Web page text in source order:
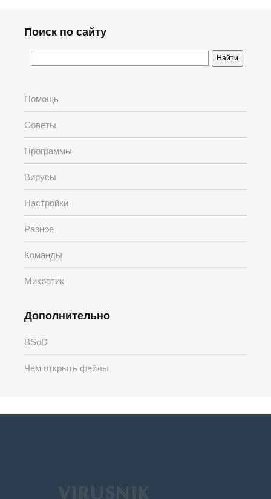
Поиск по сайту
Помощь
Советы
Программы
Вирусы
Настройки
Разное
Команды
Микротик
Дополнительно
BSoD
Чем открыть файлы